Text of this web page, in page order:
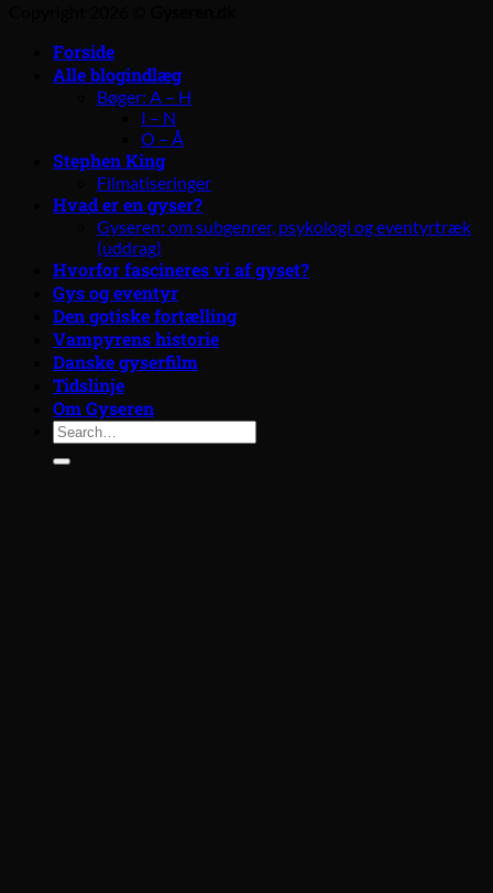
Forside
Alle blogindlæg
Bøger: A – H
I – N
O – Å
Stephen King
Filmatiseringer
Hvad er en gyser?
Gyseren: om subgenrer, psykologi og eventyrtræk
(uddrag)
Hvorfor fascineres vi af gyset?
Gys og eventyr
Den gotiske fortælling
Vampyrens historie
Danske gyserfilm
Tidslinje
Om Gyseren